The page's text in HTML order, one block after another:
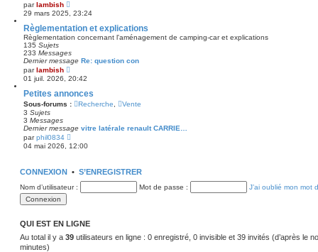
g
i
r
m
s
s
g
parlambish
o
i
r
l
e
e
r
i
r
m
s
a
g
e
29 mars 2025, 23:24
Règlementation et explications
Règlementation concernant l'aménagement de camping-car et explications
135 Sujets
233 Messages
Dernier message Re: question con
parlambish
o
i
r
l
e
r
n
i
s
01 juil. 2026, 20:42
Petites annonces
Sous-forums : Recherche
Vente
3 Sujets
3 Messages
Dernier message vitre latérale renault CARRIE…
parphil0834
o
i
e
e
e
r
m
04 mai 2026, 12:00
CONNEXION • S’ENREGISTRER
Nom d’utilisateur : Mot de passe : J’ai oublié mon mot
QUI EST EN LIGNE
Au total il y a 39 utilisateurs en ligne : 0 enregistré, 0 invisible et 39 invités (d’après le
minutes)